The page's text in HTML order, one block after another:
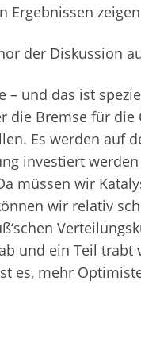
Ergebnissen
der Diskussion
– und das ist
die Bremse für die
Es werden auf
investiert
müssen wir
wir relativ
und ein Teil trabt
es, mehr